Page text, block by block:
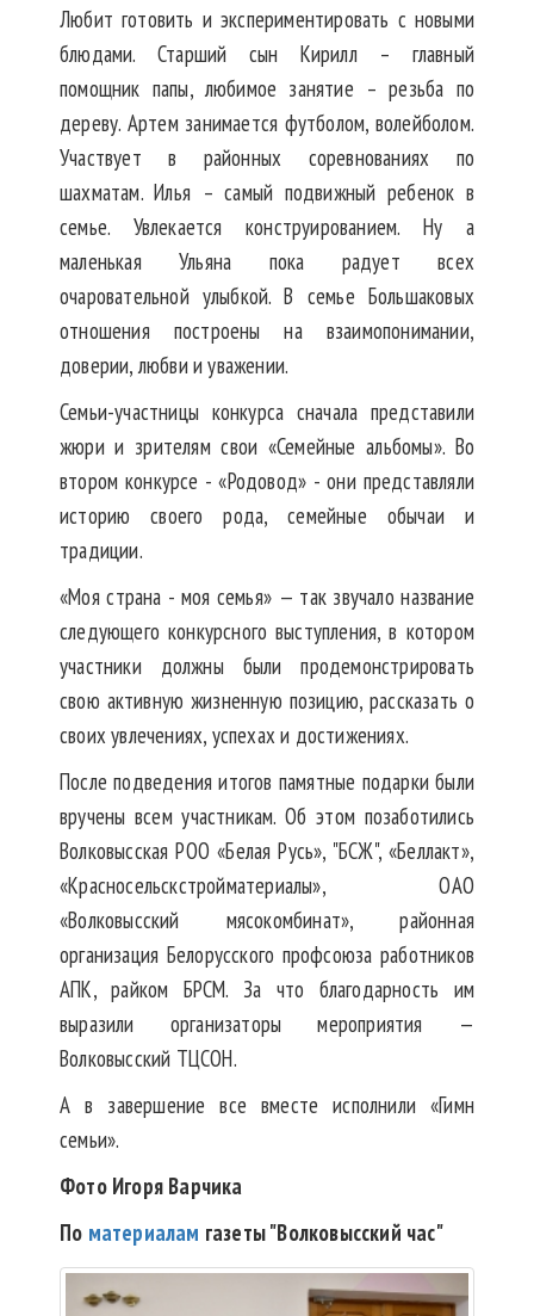
Любит готовить и экспериментировать с новыми
блюдами. Старший сын Кирилл – главный
помощник папы, любимое занятие – резьба по
дереву. Артем занимается футболом, волейболом.
Участвует в районных соревнованиях по
шахматам. Илья – самый подвижный ребенок в
семье. Увлекается конструированием. Ну а
маленькая Ульяна пока радует всех
очаровательной улыбкой. В семье Большаковых
отношения построены на взаимопонимании,
доверии, любви и уважении.
Семьи-участницы конкурса сначала представили
жюри и зрителям свои «Семейные альбомы». Во
втором конкурсе - «Родовод» - они представляли
историю своего рода, семейные обычаи и
традиции.
«Моя страна - моя семья» — так звучало название
следующего конкурсного выступления, в котором
участники должны были продемонстрировать
свою активную жизненную позицию, рассказать о
своих увлечениях, успехах и достижениях.
После подведения итогов памятные подарки были
вручены всем участникам. Об этом позаботились
Волковысская РОО «Белая Русь», "БСЖ", «Беллакт»,
«Красносельскстройматериалы», ОАО
«Волковысский мясокомбинат», районная
организация Белорусского профсоюза работников
АПК, райком БРСМ. За что благодарность им
выразили организаторы мероприятия —
Волковысский ТЦСОН.
А в завершение все вместе исполнили «Гимн
семьи».
Фото Игоря Варчика
По материалам газеты "Волковысский час"